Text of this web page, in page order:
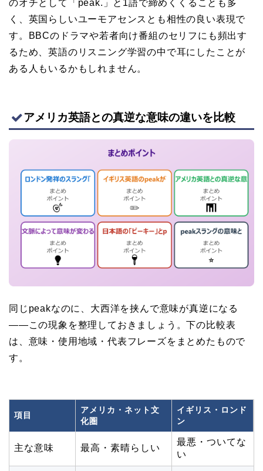
のオチとして「peak.」と1語で締めくくることも多
く、英国らしいユーモアセンスとも相性の良い表現で
す。BBCのドラマや若者向け番組のセリフにも頻出す
るため、英語のリスニング学習の中で耳にしたことが
ある人もいるかもしれません。
アメリカ英語との真逆な意味の違いを比較
同じpeakなのに、大西洋を挟んで意味が真逆になる
——この現象を整理しておきましょう。下の比較表
は、意味・使用地域・代表フレーズをまとめたもので
す。
項目
アメリカ・ネット文
化圏
イギリス・ロンド
ン
主な意味 最高・素晴らしい
最悪・ついてな
い